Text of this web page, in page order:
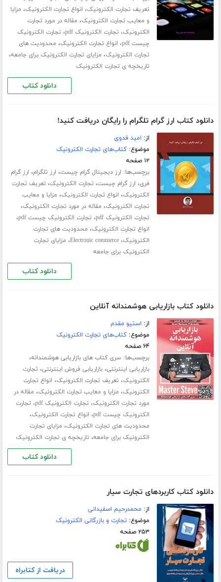
تعریف تجارت الکترونیک، انواع تجارت الکترونیک، مزایا
و معایب تجارت الکترونیک، مقاله در مورد تجارت
الکترونیک، تجارت الکترونیک pdf ، تجارت الکترونیک
چیست pdf
، انواع تجارت الکترونیک، محدودیت های
تجارت الکترونیک، مزایای تجارت الکترونیک برای جامعه،
تاریخچه ی تجارت الکترونیک
دانلود کتاب
دانلود کتاب ارز گرام تلگرام را رایگان دریافت کنید!
از: امید فدوی
موضوع:کتاب‌های تجارت الکترونیک
۱۲ صفحه
برچسب‌ها: ارز دیجیتال گرام چیست، ارز تلگرام، ارز گرام
فری، ارز گرام چیست، تجارت الکترونیک، تعریف تجارت
الکترونیک، انواع تجارت الکترونیک، مزایا و معایب
تجارت الکترونیک، مقاله در مورد تجارت الکترونیک،
تجارت الکترونیک pdf ، تجارت الکترونیک چیست pdf ،
انواع تجارت الکترونیک، محدودیت های تجارت
الکترونیک،Electronic commerce، مزایای تجارت
الکترونیک برای جامعه
دانلود کتاب
دانلود کتاب بازاریابی هوشمندانه آنلاین
از: استیو مقدم
موضوع:کتاب‌های تجارت الکترونیک
۶۴ صفحه
برچسب‌ها: سری کتاب های بازاریابی هوشمندانه،
بازاریابی اینترنتی،بازاریابی فروش اینترنتی، تجارت
الکترونیک، تعریف تجارت الکترونیک، انواع تجارت
الکترونیک، مزایا و معایب تجارت الکترونیک، مقاله در
مورد تجارت الکترونیک، تجارت الکترونیک pdf ، تجارت
الکترونیک چیست pdf
، انواع تجارت الکترونیک،
محدودیت های تجارت الکترونیک، مزایای تجارت
الکترونیک برای جامعه، تاریخچه ی تجارت الکترونیک
دانلود کتاب
دانلود کتاب کاربردهای تجارت سیار
از: محمدرحیم اسفیدانی
موضوع:تجارت و بازرگانی الکترونیک
۲۵۳ صفحه
دریافت از کتابراه